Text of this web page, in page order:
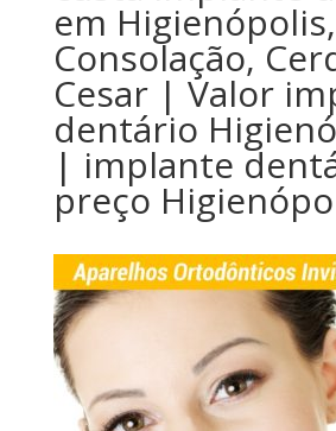
em Higienópolis,
Consolação,
Cesar | Valor
dentário
| implante
preço